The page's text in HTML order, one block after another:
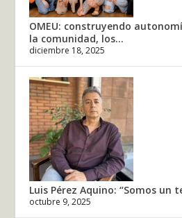
OMEU: construyendo
la comunidad, los...
diciembre 18, 2025
Luis Pérez Aquino: “Somos un
octubre 9, 2025